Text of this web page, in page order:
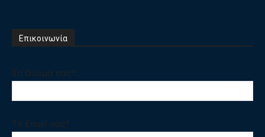
Επικοινωνία
Το Ονομα σας*
Το Email σας*